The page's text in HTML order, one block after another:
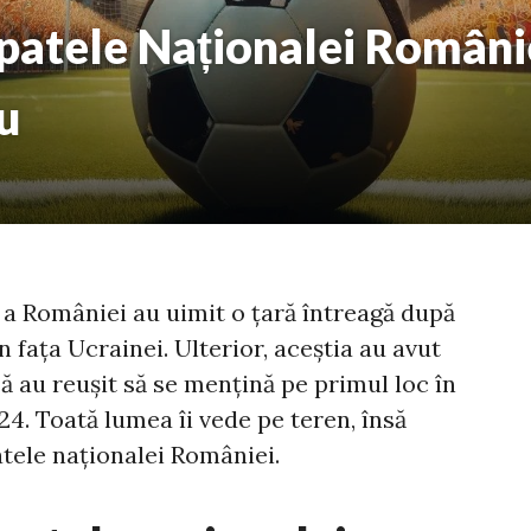
Naționalei
României au uimit o țară întreagă după
fața Ucrainei. Ulterior, aceștia au avut
au reușit să se mențină pe primul loc în
Toată lumea îi vede pe teren, însă
naționalei României.